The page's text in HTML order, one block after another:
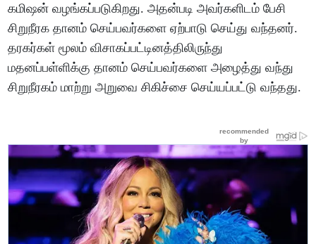
கமிஷன் வழங்கப்படுகிறது. அதன்படி அவர்களிடம் பேசி
சிறுநீரக தானம் செய்பவர்களை ஏற்பாடு செய்து வந்தனர்.
தரகர்கள் மூலம் விசாகப்பட்டினத்திலிருந்து
மதனப்பள்ளிக்கு தானம் செய்பவர்களை அழைத்து வந்து
சிறுநீரகம் மாற்று அறுவை சிகிச்சை செய்யப்பட்டு வந்தது.